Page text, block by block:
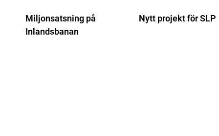
Miljonsatsning på
Inlandsbanan
Nytt projekt för SLP